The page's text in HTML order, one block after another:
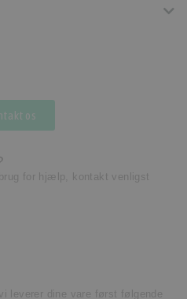
os
for hjælp, kontakt venligst
leverer dine vare først følgende